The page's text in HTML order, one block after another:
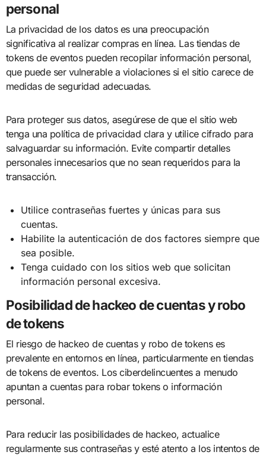
personal
La privacidad de los datos es una preocupación
significativa al realizar compras en línea. Las tiendas de
tokens de eventos pueden recopilar información personal,
que puede ser vulnerable a violaciones si el sitio carece de
medidas de seguridad adecuadas.
Para proteger sus datos, asegúrese de que el sitio web
tenga una política de privacidad clara y utilice cifrado para
salvaguardar su información. Evite compartir detalles
personales innecesarios que no sean requeridos para la
transacción.
Utilice contraseñas fuertes y únicas para sus
cuentas.
Habilite la autenticación de dos factores siempre que
sea posible.
Tenga cuidado con los sitios web que solicitan
información personal excesiva.
Posibilidad de hackeo de cuentas y robo
de tokens
El riesgo de hackeo de cuentas y robo de tokens es
prevalente en entornos en línea, particularmente en tiendas
de tokens de eventos. Los ciberdelincuentes a menudo
apuntan a cuentas para robar tokens o información
personal.
Para reducir las posibilidades de hackeo, actualice
regularmente sus contraseñas y esté atento a los intentos de